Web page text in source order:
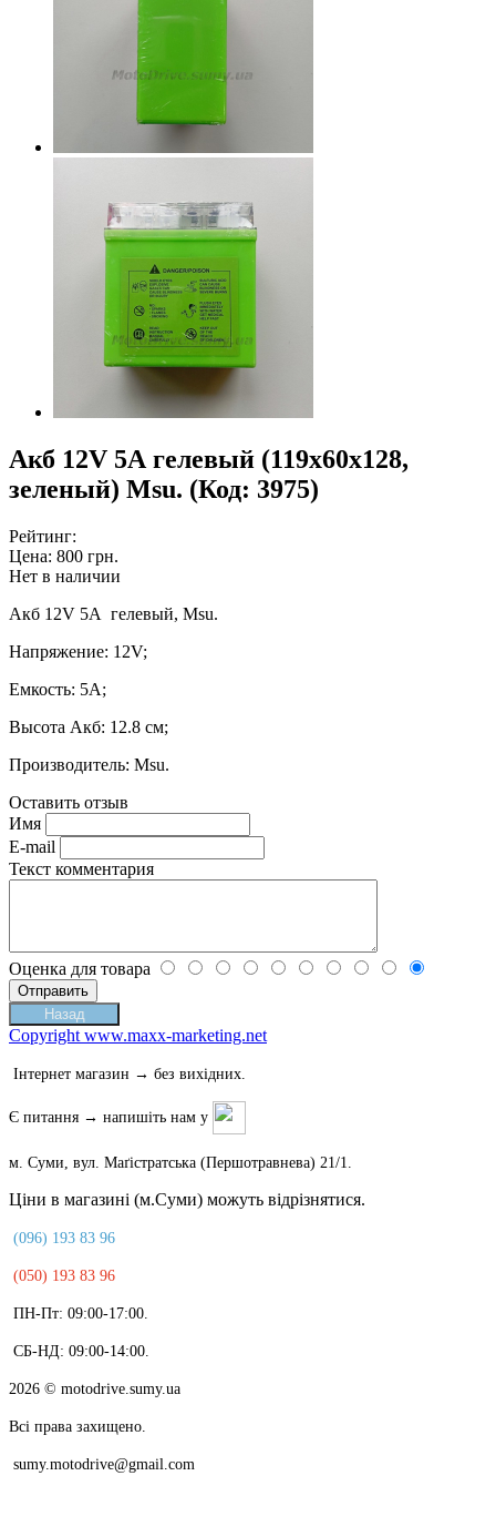
Акб 12V 5А гелевый (119x60x128,
зеленый) Msu. (Код: 3975)
Рейтинг:
Цена: 800 грн.
Нет в наличии
Акб 12V 5А гелевый, Msu.
Напряжение: 12V;
Емкость: 5A;
Высота Акб: 12.8 см;
Производитель: Msu.
Оставить отзыв
Имя
E-mail
Текст комментария
Оценка для товара
Copyright www.maxx-marketing.net
Інтернет магазин → без вихідних.
Є питання → напишіть нам у
м. Суми, вул. Маґістратська (Першотравнева) 21/1.
Ціни в магазині (м.Суми) можуть відрізнятися.
(096) 193 83 96
(050) 193 83 96
ПН-Пт: 09:00-17:00.
СБ-НД: 09:00-14:00.
2026 © motodrive.sumy.ua
Всі права захищено.
sumy.motodrive@gmail.com